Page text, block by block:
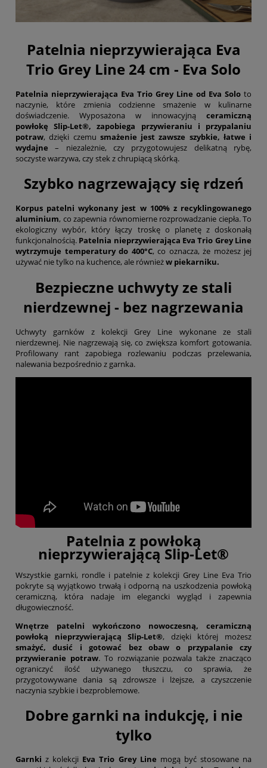
Patelnia nieprzywierająca Eva
Trio Grey Line 24 cm - Eva Solo
Patelnia nieprzywierająca Eva Trio Grey Line od Eva Solo to
naczynie, które zmienia codzienne smażenie w kulinarne
doświadczenie. Wyposażona w innowacyjną ceramiczną
powłokę Slip-Let®, zapobiega przywieraniu i przypalaniu
potraw, dzięki czemu smażenie jest zawsze szybkie, łatwe i
wydajne – niezależnie, czy przygotowujesz delikatną rybę,
soczyste warzywa, czy stek z chrupiącą skórką.
Szybko nagrzewający się rdzeń
Korpus patelni wykonany jest w 100% z recyklingowanego
aluminium, co zapewnia równomierne rozprowadzanie ciepła. To
ekologiczny wybór, który łączy troskę o planetę z doskonałą
funkcjonalnością. Patelnia nieprzywierająca Eva Trio Grey Line
wytrzymuje temperatury do 400°C, co oznacza, że możesz jej
używać nie tylko na kuchence, ale równieżw piekarniku.
Bezpieczne uchwyty ze stali
nierdzewnej - bez nagrzewania
Uchwyty garnków z kolekcji Grey Line wykonane ze stali
nierdzewnej. Nie nagrzewają się, co zwiększa komfort gotowania.
Profilowany rant zapobiega rozlewaniu podczas przelewania,
nalewania bezpośrednio z garnka.
Patelnia z powłoką
nieprzywierającą Slip-Let®
Wszystkie garnki, rondle i patelnie z kolekcji Grey Line Eva Trio
pokryte są wyjątkowo trwałą i odporną na uszkodzenia powłoką
ceramiczną, która nadaje im elegancki wygląd i zapewnia
długowieczność.
Wnętrze patelni wykończono nowoczesną, ceramiczną
powłoką nieprzywierającą Slip-Let®, dzięki której możesz
smażyć, dusić i gotować bez obaw o przypalanie czy
przywieranie potraw. To rozwiązanie pozwala także znacząco
ograniczyć ilość używanego tłuszczu, co sprawia, że
przygotowywane dania są zdrowsze i lżejsze, a czyszczenie
naczynia szybkie i bezproblemowe.
Dobre garnki na indukcję, i nie
tylko
Garnki z kolekcji Eva Trio Grey Line mogą być stosowane na